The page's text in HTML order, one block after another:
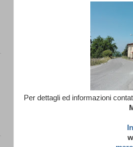
Per dettagli ed informazioni